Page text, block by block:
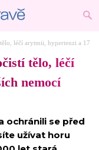
léčí arytmii, hypertenzi a 17
tělo, léčí
nemocí
ochránili se před
užívat horu